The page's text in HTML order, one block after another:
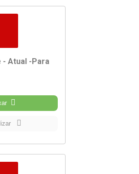
Atual -Para